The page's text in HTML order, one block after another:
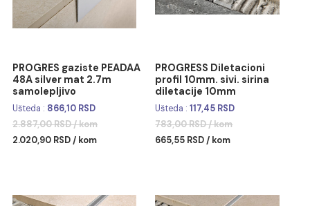
samolepljivo
diletacije 10mm